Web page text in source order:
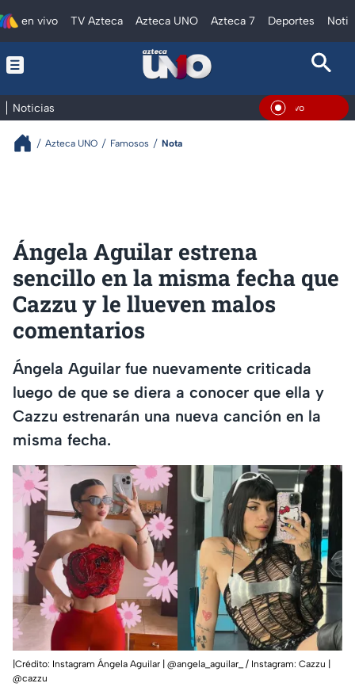
en vivo TV Azteca Azteca UNO Azteca 7 Deportes
Noticias En
Azteca UNO Famosos Nota
Ángela Aguilar estrena
sencillo en la misma fecha que
Cazzu y le llueven malos
comentarios
Ángela Aguilar fue nuevamente criticada
luego de que se diera a conocer que ella y
Cazzu estrenarán una nueva canción en la
misma fecha.
|Crédito: Instagram Ángela Aguilar | @angela_aguilar_ / Instagram: Cazzu |
@cazzu